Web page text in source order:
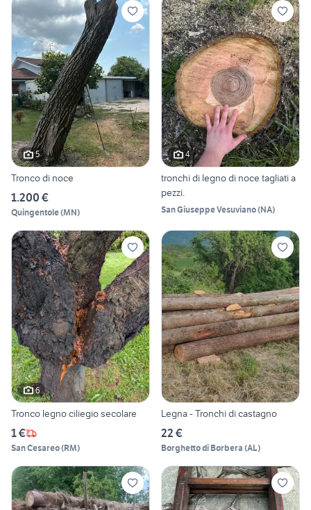
5
Tronco di noce
1.200 €
Quingentole(MN)
4
tronchi di legno di noce tagliati a
pezzi.
San Giuseppe Vesuviano(NA)
6
Tronco legno ciliegio secolare
1 €
San Cesareo(RM)
Legna - Tronchi di castagno
22 €
Borghetto di Borbera (AL)